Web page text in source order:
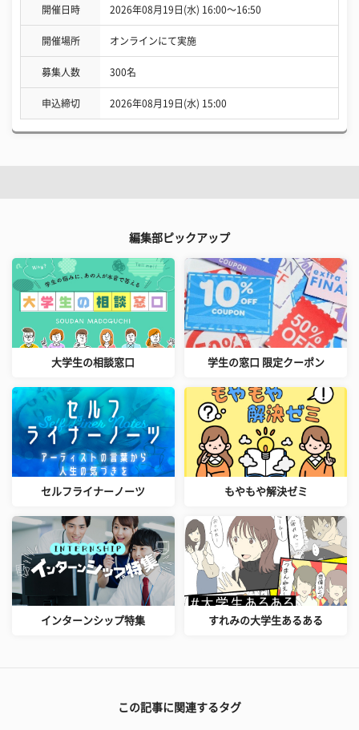
開催日時 2026年08月19日(水) 16:00〜16:50
開催場所 オンラインにて実施
募集人数 300名
申込締切 2026年08月19日(水) 15:00
編集部ピックアップ
大学生の相談窓口 学生の窓口 限定クーポン
セルフライナーノーツ もやもや解決ゼミ
インターンシップ特集 すれみの大学生あるある
この記事に関連するタグ